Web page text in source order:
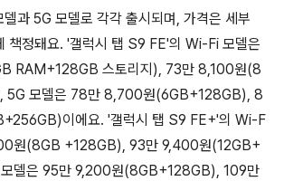
과 5G 모델로 각각 출시되며, 가격은 세부
책정돼요. '갤럭시 탭 S9 FE'의 Wi-Fi 모델은
RAM+128GB 스토리지), 73만 8,100원(8
5G 모델은 78만 8,700원(6GB+128GB), 8
이에요. '갤럭시 탭 S9 FE+'의 Wi-F
원(8GB +128GB), 93만 9,400원(12GB+
델은 95만 9,200원(8GB+128GB), 109만